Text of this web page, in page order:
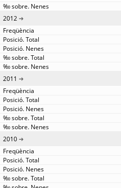
2012
2011
2010